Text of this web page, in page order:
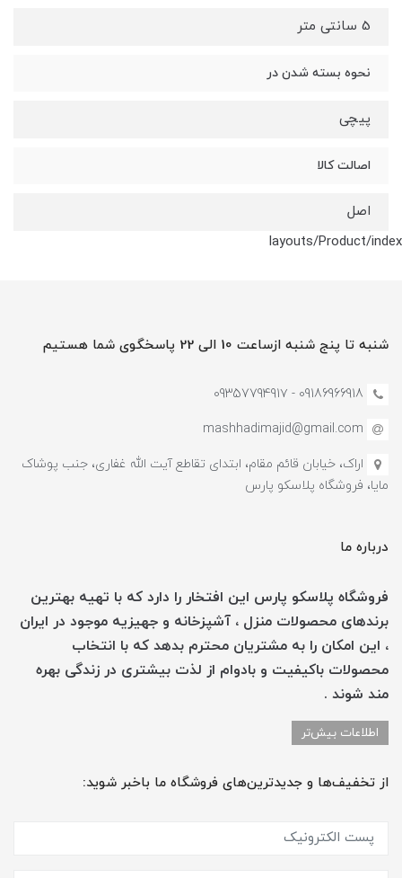
5 سانتی متر
نحوه بسته شدن در
پیچی
اصالت کالا
اصل
layouts/Product/index
شنبه تا پنج شنبه ازساعت 10 الی 22 پاسخگوی شما هستیم
09186966918 - 0935779491۷
mashhadimajid@gmail.com
اراک، خیابان قائم مقام، ابتدای تقاطع آیت الله غفاری، جنب پوشاک
مایا، فروشگاه پلاسکو پارس
درباره ما
فروشگاه پلاسکو پارس این افتخار را دارد که با تهیه بهترین
برندهای محصولات منزل ، آشپزخانه و جهیزیه موجود در ایران
، این امکان را به مشتریان محترم بدهد که با انتخاب
محصولات باکیفیت و بادوام از لذت بیشتری در زندگی بهره
مند شوند .
اطلاعات بیش‌تر
از تخفیف‌ها و جدیدترین‌های فروشگاه ما باخبر شوید: